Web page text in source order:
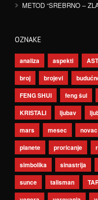
METOD “SREBRNO –
OZNAKE
analiza aspekti
broj
brojevi
FENG SHUI
feng šui
KRISTALI
ljubav
mars
mesec novac
planete
proricanje
simbolika
sinastrija
sunce
talisman